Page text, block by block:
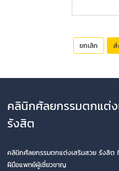
ยกเลิก ส่
คลินิกศัลยกรรมตกแต่ง
รังสิต
คลินิกศัลยกรรมตกแต่งเสริมสวย รังสิต
ฝีมือแพทย์ผู้เชี่ยวชาญ